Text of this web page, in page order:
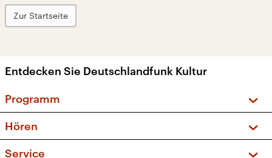
Zur Startseite
Entdecken Sie Deutschlandfunk Kultur
Programm
Sendungen und Podcasts
Hören
Service